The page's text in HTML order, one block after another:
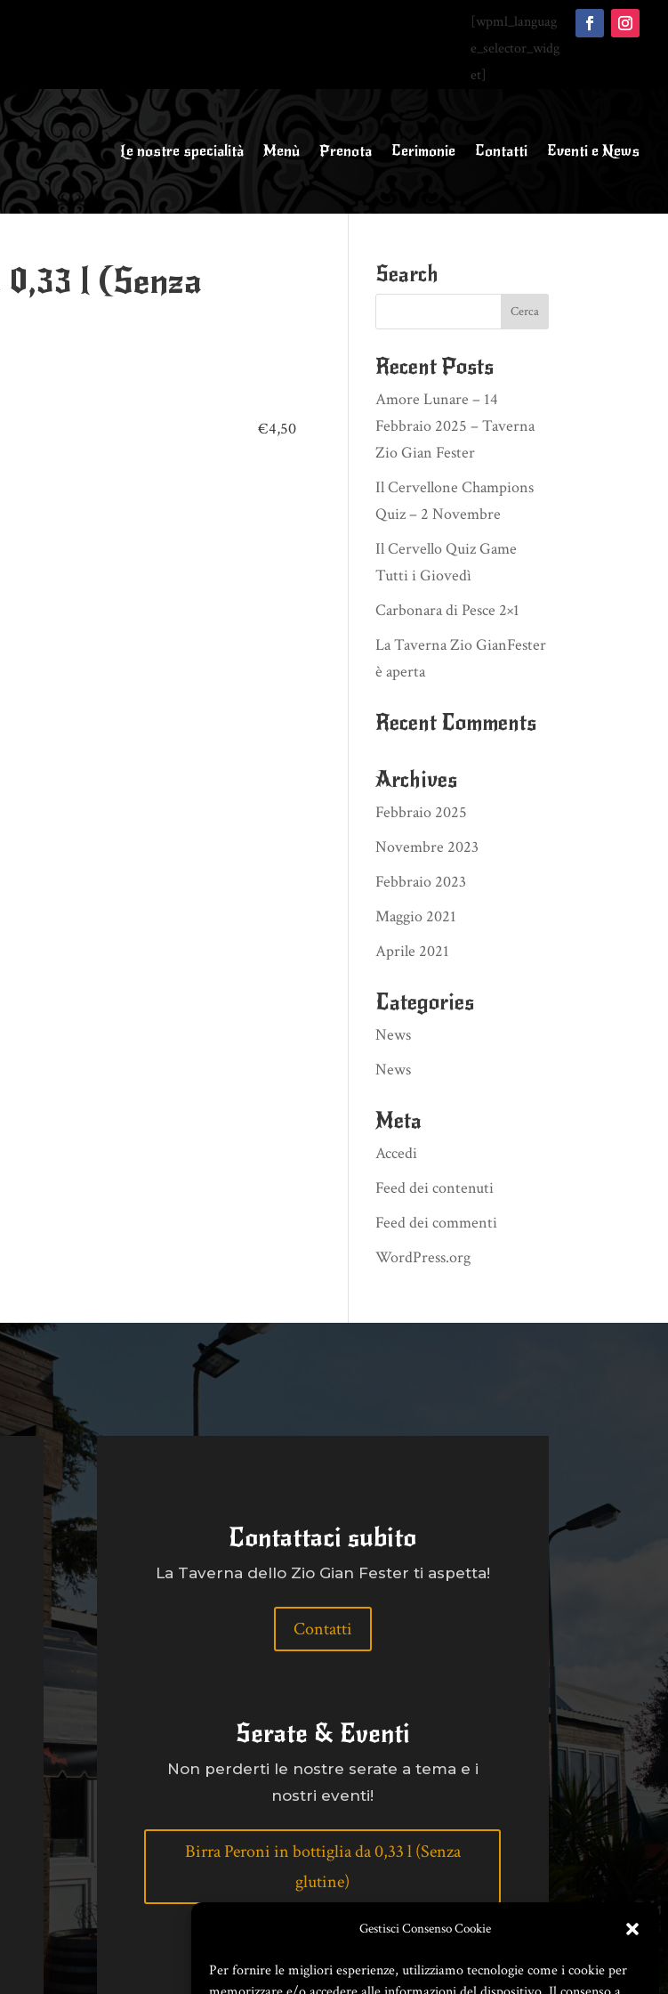
Gestisci Consenso Cookie
Per fornire le migliori esperienze, utilizziamo tecnologie come i cookie per
[wpml_languag
e_selector_widg
et]
Le nostre specialità Menù Prenota Cerimonie Contatti Eventi e News
l (Senza
€4,50
Search
Recent Posts
Amore Lunare – 14
Febbraio 2025 – Taverna
Zio Gian Fester
Il Cervellone Champions
Quiz – 2 Novembre
Il Cervello Quiz Game
Tutti i Giovedì
Carbonara di Pesce 2×1
La Taverna Zio GianFester
è aperta
Recent Comments
Archives
Febbraio 2025
Novembre 2023
Febbraio 2023
Maggio 2021
Aprile 2021
Categories
News
News
Meta
Accedi
Feed dei contenuti
Feed dei commenti
WordPress.org
Contattaci subito
La Taverna dello Zio Gian Fester ti aspetta!
Contatti
Serate & Eventi
Non perderti le nostre serate a tema e i
nostri eventi!
Birra Peroni in bottiglia da 0,33 l (Senza
glutine)